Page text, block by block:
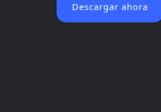
Descargar ahora